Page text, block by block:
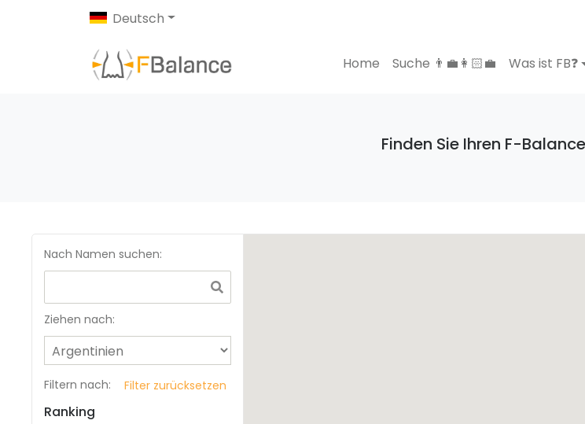
Deutsch
Home Suche 👨‍💼👩🏻‍💼 Was ist FB❓
Finden Sie Ihren F-
Nach Namen suchen:
Ziehen nach:
Filtern nach: Filter zurücksetzen
Ranking